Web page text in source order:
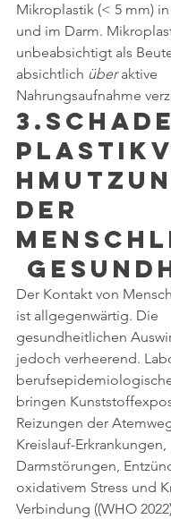
Mikroplastik (< 5 mm)
und im Darm.
unbeabsichtigt als
absichtlich über aktive
Nahrungsaufnahme
der
Der Kontakt von
ist allgegenwärtig. Die
gesundheitlichen
jedoch verheerend.
bringen
Reizungen der
Kreislauf-Erkrankungen,
Darmstörungen,
oxidativem Stress und
Verbindung ((WHO 2022